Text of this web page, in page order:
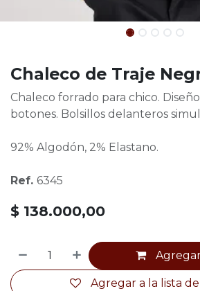
Chaleco de Traje
Chaleco forrado para chico.
botones. Bolsillos delanteros
92% Algodón, 2% Elastano.
Ref. 6345
$ 138.000,00
Agregar a la lista